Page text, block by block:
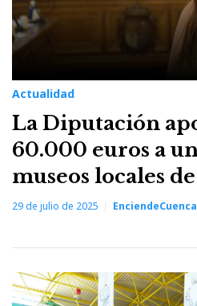
Actualidad
La Diputación
60.000 euros a
museos locales
29 de julio de 2025 EnciendeCuenca